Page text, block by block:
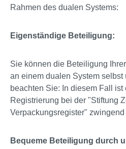
Rahmen des dualen Systems:
Eigenständige Beteiligung:
Sie können die Beteiligung
an einem dualen System selbst
beachten Sie: In diesem Fall ist
Registrierung bei der "Stiftung
Verpackungsregister"
Bequeme Beteiligung durch